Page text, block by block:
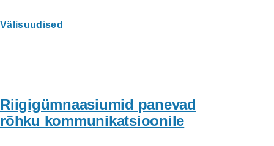
Välisuudised
Riigigümnaasiumid panevad
rõhku kommunikatsioonile